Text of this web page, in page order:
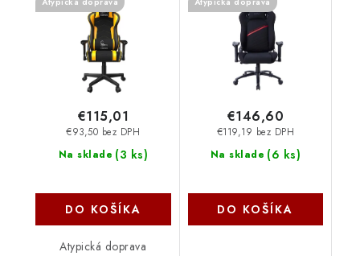
SCORPION-05X
Na sklade (3 ks)
€93,50 bez DPH
€115,01
DO KOŠÍKA
Atypická doprava
Na sklade (6 ks)
€119,19 bez DPH
€146,60
DO KOŠÍKA